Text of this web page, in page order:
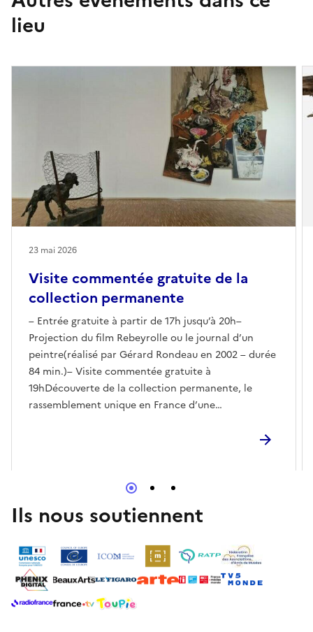
lieu
Visite commentée gratuite de la
collection permanente
– Entrée gratuite à partir de 17h jusqu’à 20h–
Projection du film Rebeyrolle ou le journal d’un
peintre(réalisé par Gérard Rondeau en 2002 – durée
84 min.)– Visite commentée gratuite à
19hDécouverte de la collection permanente, le
rassemblement unique en France d’une
23 mai 2026
Ils nous soutiennent